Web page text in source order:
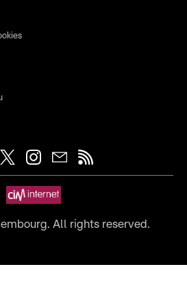
All rights reserved.